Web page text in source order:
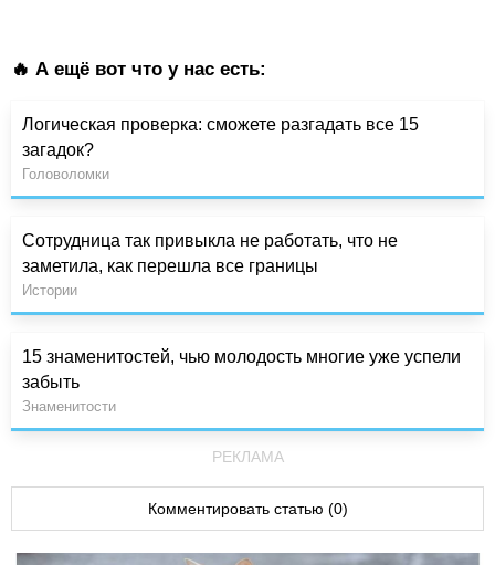
🔥 А ещё вот что у нас есть:
Логическая проверка: сможете разгадать все 15
загадок?
Головоломки
Сотрудница так привыкла не работать, что не
заметила, как перешла все границы
Истории
15 знаменитостей, чью молодость многие уже успели
забыть
Знаменитости
РЕКЛАМА
Комментировать статью (0)